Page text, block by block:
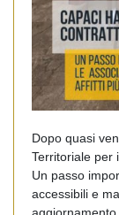
Dopo quasi
Territoriale per
Un passo
accessibili e